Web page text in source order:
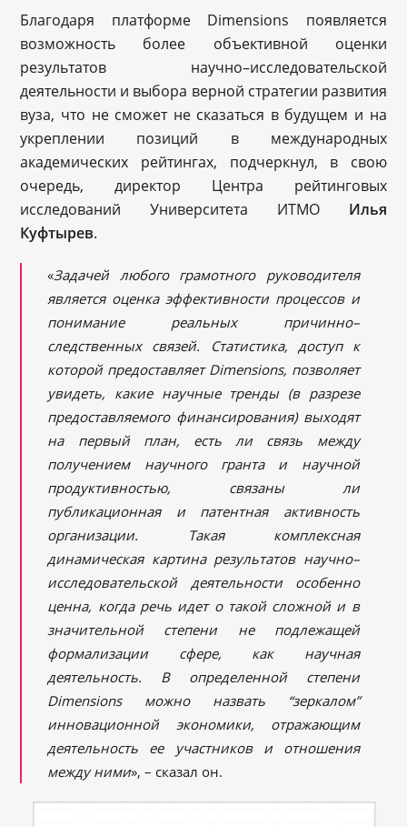
Благодаря платформе Dimensions появляется
возможность более объективной оценки
результатов научно–исследовательской
деятельности и выбора верной стратегии развития
вуза, что не сможет не сказаться в будущем и на
укреплении позиций в международных
академических рейтингах, подчеркнул, в свою
очередь, директор Центра рейтинговых
исследований Университета ИТМО Илья
Куфтырев.
«Задачей любого грамотного руководителя
является оценка эффективности процессов и
понимание реальных причинно–
следственных связей. Статистика, доступ к
которой предоставляет Dimensions, позволяет
увидеть, какие научные тренды (в разрезе
предоставляемого финансирования) выходят
на первый план, есть ли связь между
получением научного гранта и научной
продуктивностью, связаны ли
публикационная и патентная активность
организации. Такая комплексная
динамическая картина результатов научно–
исследовательской деятельности особенно
ценна, когда речь идет о такой сложной и в
значительной степени не подлежащей
формализации сфере, как научная
деятельность. В определенной степени
Dimensions можно назвать “зеркалом”
инновационной экономики, отражающим
деятельность ее участников и отношения
между ними», – сказал он.